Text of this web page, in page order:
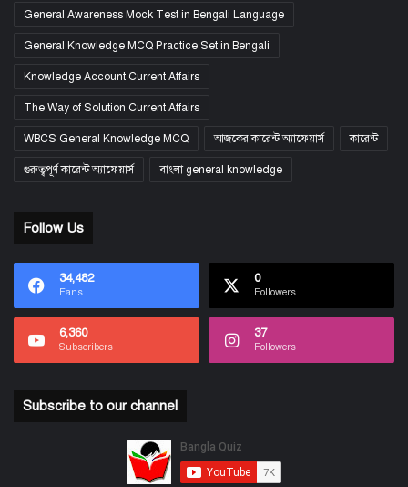
General Awareness Mock Test in Bengali Language
General Knowledge MCQ Practice Set in Bengali
Knowledge Account Current Affairs
The Way of Solution Current Affairs
WBCS General Knowledge MCQ আজকের কারেন্ট অ্যাফেয়ার্স কারেন্ট
গুরুত্বপূর্ণ কারেন্ট অ্যাফেয়ার্স বাংলা general knowledge
Follow Us
34,482
Fans
0
Followers
6,360
Subscribers
37
Followers
Subscribe to our channel